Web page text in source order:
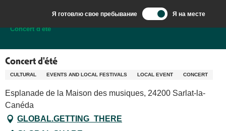
contenu
Я готовлю свое пребывание Я на месте
Добро пожаловать в Сарла, столицу Перигор-Нуар.
Concert d'été
Concert d'été
CULTURAL EVENTS AND LOCAL FESTIVALS LOCAL EVENT CONCERT
Esplanade de la Maison des musiques, 24200 Sarlat-la-
Canéda
GLOBAL.GETTING_THERE